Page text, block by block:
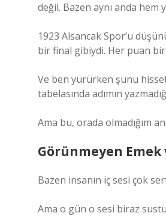
değil. Bazen aynı anda
1923 Alsancak Spor’u
bir final gibiydi. Her puan
Ve ben yürürken şunu
tabelasında adımın
Ama bu, orada olmadığım
Görünmeyen Emek
Bazen insanın iç sesi çok
Ama o gün o sesi biraz